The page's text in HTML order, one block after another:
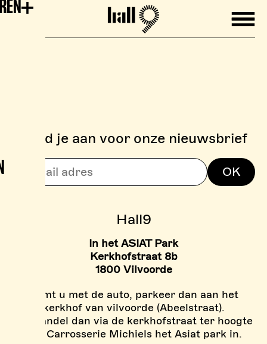
Mobile
Hall9
> BOULDERZONE
> TARIEVEN BOULDER
Hall9
In het ASIAT Park
Kerkhofstraat 8b
1800 Vilvoorde
Komt u met de auto, parkeer dan aan het
kerkhof van vilvoorde (Abeelstraat).
En wandel dan via de kerkhofstraat ter hoogte
van Carrosserie Michiels het Asiat park in.
Meld je aan voor onze nieuwsbrief
OK